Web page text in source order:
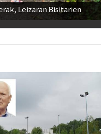
Leizaran Bisitarien